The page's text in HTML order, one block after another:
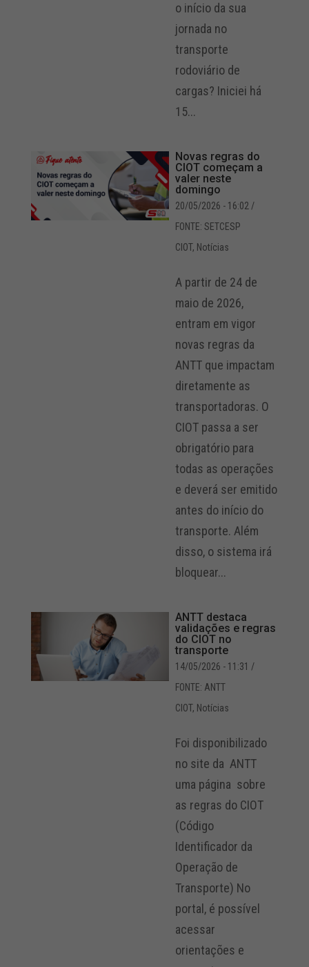
o início da sua
jornada no
transporte
rodoviário de
cargas? Iniciei há
15...
Novas regras do
CIOT começam a
valer neste
domingo
20/05/2026 - 16:02 /
FONTE: SETCESP
CIOT, Notícias
A partir de 24 de
maio de 2026,
entram em vigor
novas regras da
ANTT que impactam
diretamente as
transportadoras. O
CIOT passa a ser
obrigatório para
todas as operações
e deverá ser emitido
antes do início do
transporte. Além
disso, o sistema irá
bloquear...
ANTT destaca
validações e regras
do CIOT no
transporte
14/05/2026 - 11:31 /
FONTE: ANTT
CIOT, Notícias
Foi disponibilizado
no site da ANTT
uma página sobre
as regras do CIOT
(Código
Identificador da
Operação de
Transporte) No
portal, é possível
acessar
orientações e